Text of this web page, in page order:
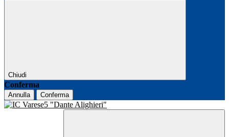
Chiudi
Conferma
Annulla Conferma